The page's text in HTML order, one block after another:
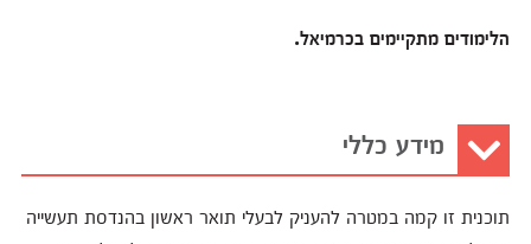
הלימודים מתקיימים בכרמיאל.
מידע כללי
תוכנית זו קמה במטרה להעניק לבעלי תואר ראשון בהנדסת תעשייה